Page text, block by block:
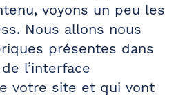
voyons un peu les
Nous allons nous
présentes dans
l’interface
votre site et qui vont